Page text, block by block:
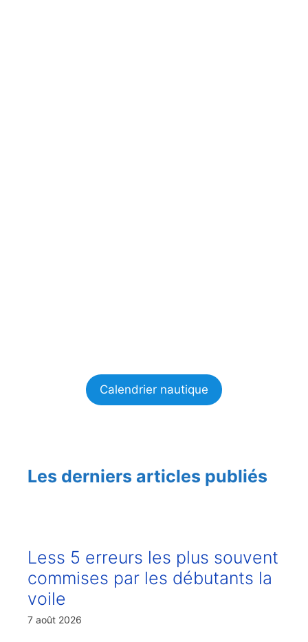
Calendrier nautique
Les derniers articles publiés
Less 5 erreurs les plus souvent
commises par les débutants la
voile
7 août 2026